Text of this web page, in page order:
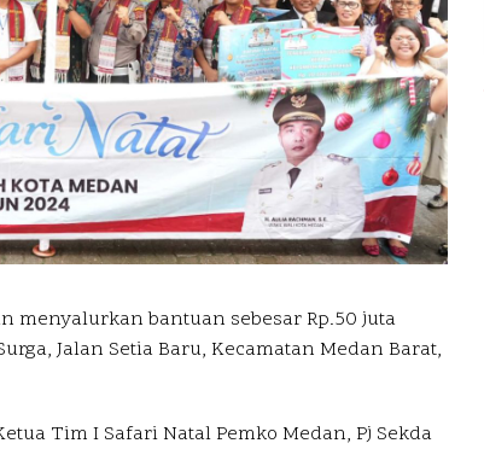
menyalurkan bantuan sebesar Rp.50 juta
Jalan Setia Baru, Kecamatan Medan Barat,
Tim I Safari Natal Pemko Medan, Pj Sekda